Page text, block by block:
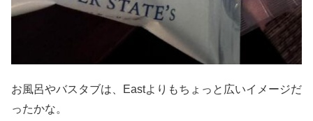
お風呂やバスタブは、Eastよりもちょっと広いイメージだ
ったかな。